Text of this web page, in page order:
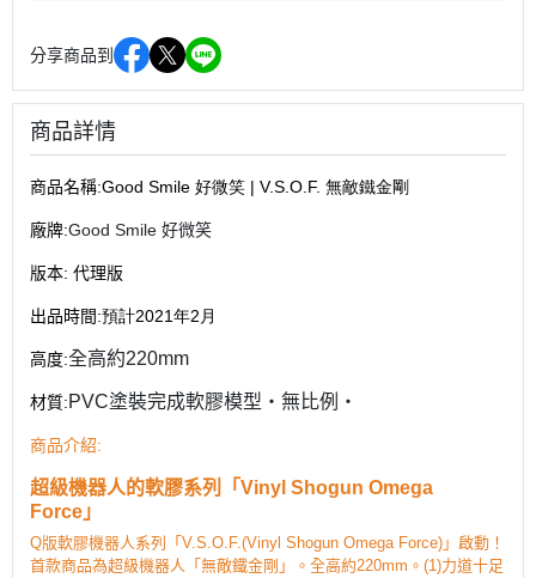
分享商品到
商品詳情
商品名稱:Good Smile 好微笑 | V.S.O.F. 無敵鐵金剛
廠牌:Good Smile 好微笑
版本: 代理版
出品時間:預計2021年2月
高度:全高約220mm
材質:PVC塗裝完成軟膠模型・無比例・
商品介紹:
超級機器人的軟膠系列「Vinyl Shogun Omega
Force」
Q版軟膠機器人系列「V.S.O.F.(Vinyl Shogun Omega Force)」啟動！
首款商品為超級機器人「無敵鐵金剛」。全高約220mm。(1)力道十足